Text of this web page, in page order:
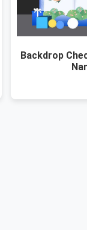
Backdrop